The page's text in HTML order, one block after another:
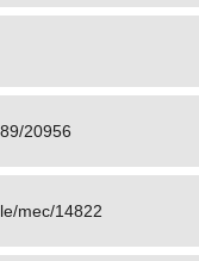
20956
mec/14822